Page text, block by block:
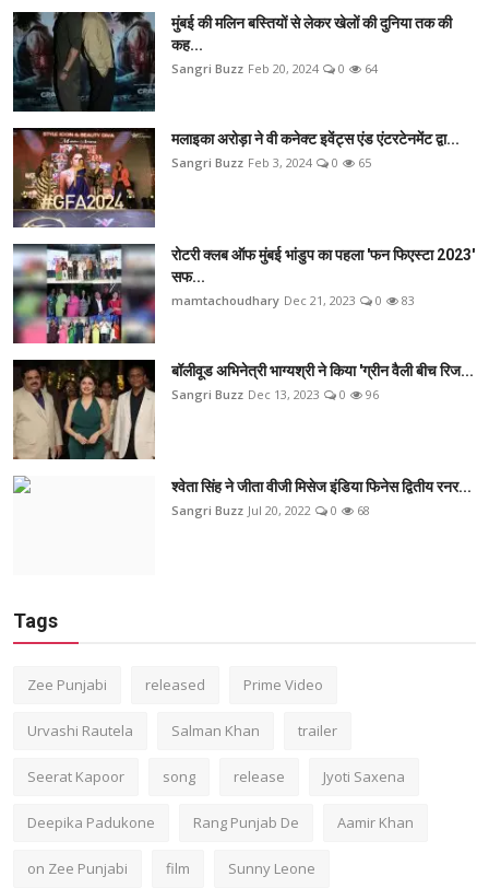
मुंबई की मलिन बस्तियों से लेकर खेलों की दुनिया तक की
कह...
Sangri Buzz Feb 20, 2024 0 64
मलाइका अरोड़ा ने वी कनेक्ट इवेंट्स एंड एंटरटेनमेंट द्वा...
Sangri Buzz Feb 3, 2024 0 65
रोटरी क्लब ऑफ मुंबई भांडुप का पहला 'फन फिएस्टा 2023'
सफ...
mamtachoudhary Dec 21, 2023 0 83
बॉलीवूड अभिनेत्री भाग्यश्री ने किया 'ग्रीन वैली बीच रिज...
Sangri Buzz Dec 13, 2023 0 96
श्वेता सिंह ने जीता वीजी मिसेज इंडिया फिनेस द्वितीय रनर...
Sangri Buzz Jul 20, 2022 0 68
Tags
Zee Punjabi released Prime Video
Urvashi Rautela Salman Khan trailer
Seerat Kapoor song release Jyoti Saxena
Deepika Padukone Rang Punjab De Aamir Khan
on Zee Punjabi film Sunny Leone